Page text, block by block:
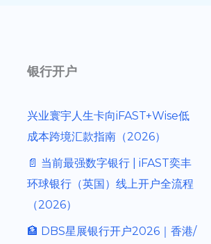
银行开户
兴业寰宇人生卡向iFAST+Wise低
成本跨境汇款指南（2026）
📄 当前最强数字银行 | iFAST奕丰
环球银行（英国）线上开户全流程
（2026）
🏦 DBS星展银行开户2026｜香港/